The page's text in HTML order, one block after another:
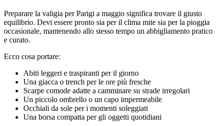
Preparare la valigia per Parigi a maggio significa trovare il giusto
equilibrio. Devi essere pronto sia per il clima mite sia per la pioggia
occasionale, mantenendo allo stesso tempo un abbigliamento pratico
e curato.
Ecco cosa portare:
Abiti leggeri e traspiranti per il giorno
Una giacca o trench per le ore più fresche
Scarpe comode adatte a camminare su strade irregolari
Un piccolo ombrello o un capo impermeabile
Occhiali da sole per i momenti soleggiati
Una borsa compatta per gli oggetti quotidiani